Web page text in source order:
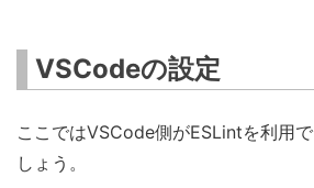
VSCodeの設定
ここではVSCode側がESLintを利用
しょう。